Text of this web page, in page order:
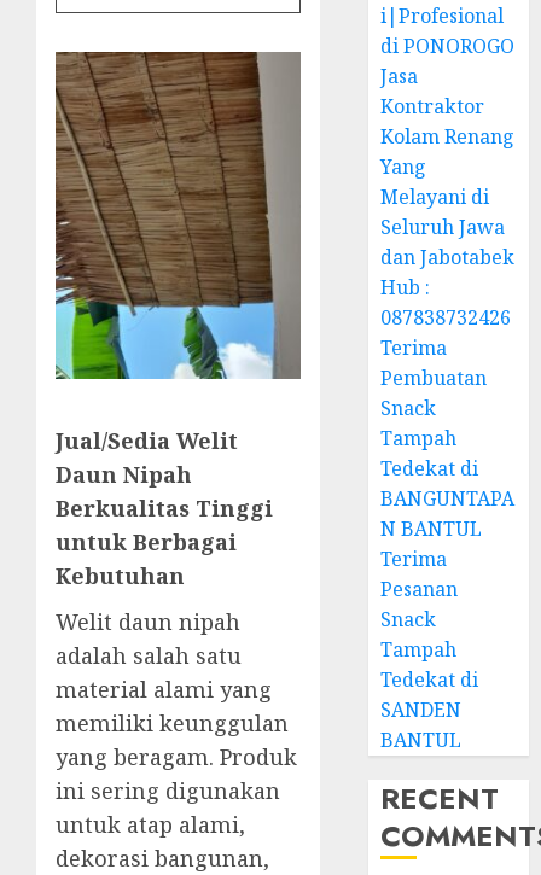
Jual/Sedia Welit
Daun Nipah
Berkualitas Tinggi
untuk Berbagai
Kebutuhan
Welit daun nipah
adalah salah satu
material alami yang
memiliki keunggulan
yang beragam. Produk
ini sering digunakan
untuk atap alami,
dekorasi bangunan,
i|Profesional
di PONOROGO
Jasa
Kontraktor
Kolam Renang
Yang
Melayani di
Seluruh Jawa
dan Jabotabek
Hub :
087838732426
Terima
Pembuatan
Snack
Tampah
Tedekat di
BANGUNTAPA
N BANTUL
Terima
Pesanan
Snack
Tampah
Tedekat di
SANDEN
BANTUL
RECENT